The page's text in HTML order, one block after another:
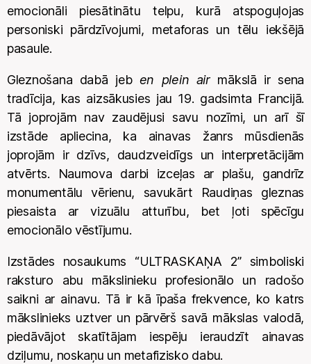
emocionāli piesātinātu telpu, kurā atspoguļojas
personiski pārdzīvojumi, metaforas un tēlu iekšējā
pasaule.
Gleznošana dabā jeb en plein airmākslā ir sena
tradīcija, kas aizsākusies jau 19. gadsimta Francijā.
Tā joprojām nav zaudējusi savu nozīmi, un arī šī
izstāde apliecina, ka ainavas žanrs mūsdienās
joprojām ir dzīvs, daudzveidīgs un interpretācijām
atvērts. Naumova darbi izceļas ar plašu, gandrīz
monumentālu vērienu, savukārt Raudiņas gleznas
piesaista ar vizuālu atturību, bet ļoti spēcīgu
emocionālo vēstījumu.
Izstādes nosaukums “ULTRASKAŅA 2” simboliski
raksturo abu mākslinieku profesionālo un radošo
saikni ar ainavu. Tā ir kā īpaša frekvence, ko katrs
mākslinieks uztver un pārvērš savā mākslas valodā,
piedāvājot skatītājam iespēju ieraudzīt ainavas
dziļumu, noskaņu un metafizisko dabu.